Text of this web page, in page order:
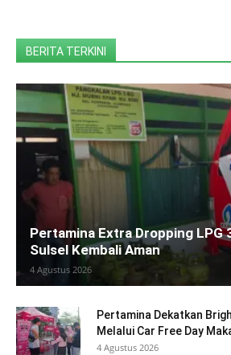
BERITA TERKINI
Pertamina Extra Dropping LPG
Sulsel Kembali Aman
4 Agustus 2026
Pertamina Dekatkan
Melalui Car Free Day
4 Agustus 2026